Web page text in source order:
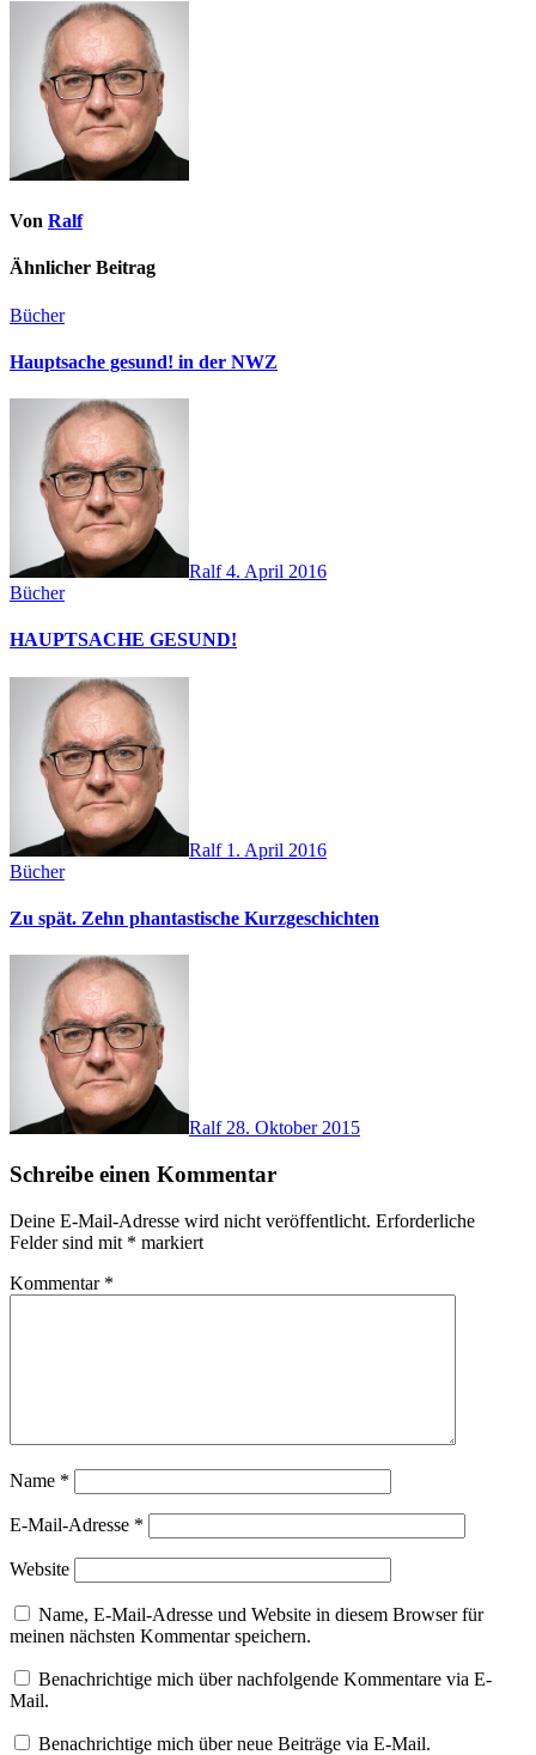
Von Ralf
Ähnlicher Beitrag
Bücher
Hauptsache gesund! in der NWZ
Ralf4. April 2016
Bücher
HAUPTSACHE GESUND!
Ralf 1. April 2016
Bücher
Zu spät. Zehn phantastische Kurzgeschichten
Ralf 28. Oktober 2015
Schreibe einen Kommentar
Deine E-Mail-Adresse wird nicht veröffentlicht. Erforderliche
Felder sind mit * markiert
Kommentar *
Name *
E-Mail-Adresse *
Website
Name, E-Mail-Adresse und Website in diesem Browser für
meinen nächsten Kommentar speichern.
Benachrichtige mich über nachfolgende Kommentare via E-
Mail.
Benachrichtige mich über neue Beiträge via E-Mail.